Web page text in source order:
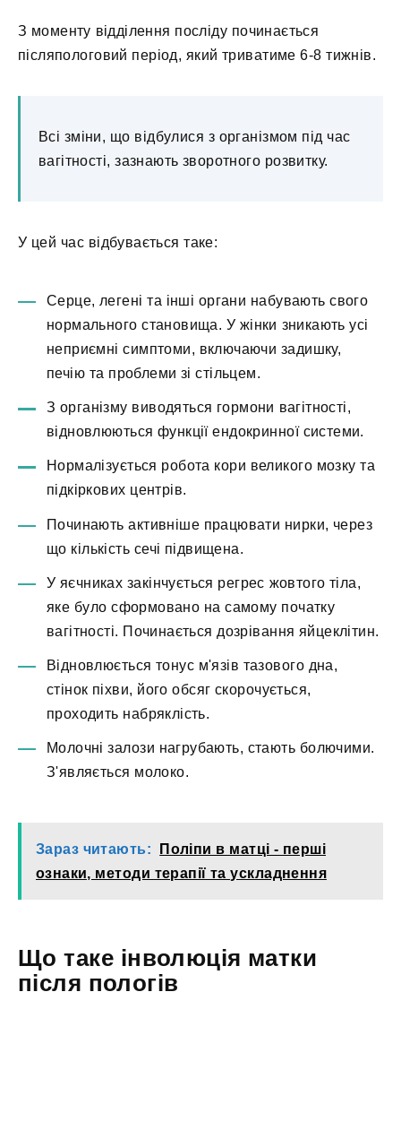
З моменту відділення посліду починається
післяпологовий період, який триватиме 6-8 тижнів.
Всі зміни, що відбулися з організмом під час
вагітності, зазнають зворотного розвитку.
У цей час відбувається таке:
Серце, легені та інші органи набувають свого
нормального становища. У жінки зникають усі
неприємні симптоми, включаючи задишку,
печію та проблеми зі стільцем.
З організму виводяться гормони вагітності,
відновлюються функції ендокринної системи.
Нормалізується робота кори великого мозку та
підкіркових центрів.
Починають активніше працювати нирки, через
що кількість сечі підвищена.
У яєчниках закінчується регрес жовтого тіла,
яке було сформовано на самому початку
вагітності. Починається дозрівання яйцеклітин.
Відновлюється тонус м'язів тазового дна,
стінок піхви, його обсяг скорочується,
проходить набряклість.
Молочні залози нагрубають, стають болючими.
З'являється молоко.
Зараз читають:
Поліпи в матці - перші
ознаки, методи терапії та ускладнення
Що таке інволюція матки
після пологів